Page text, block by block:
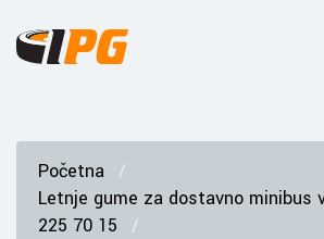
Početna
Letnje gume za dostavno minibus
225 70 15